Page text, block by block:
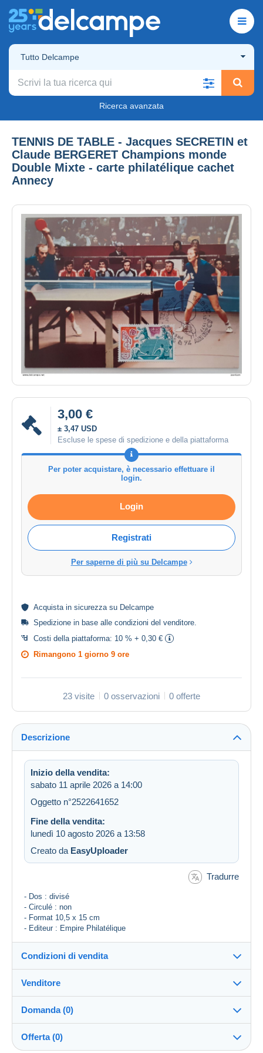
Tutto Delcampe
Ricerca avanzata
TENNIS DE TABLE - Jacques SECRETIN et
Claude BERGERET Champions monde
Double Mixte - carte philatélique cachet
Annecy
3,00 €
± 3,47 USD
Escluse le spese di spedizione e della piattaforma
Per poter acquistare, è necessario effettuare il
login.
Login
Registrati
Per saperne di più su Delcampe
Acquista in sicurezza su Delcampe
Spedizione in base alle condizioni del venditore
Costi della piattaforma: 10 % + 0,30 €
Rimangono 1 giorno 9 ore
23 visite 0 osservazioni 0 offerte
Descrizione
Inizio della vendita:
sabato 11 aprile 2026 a 14:00
Oggetto n°2522641652
Fine della vendita:
lunedì 10 agosto 2026 a 13:58
Creato da EasyUploader
Tradurre
- Dos : divisé
- Circulé : non
- Format 10,5 x 15 cm
- Editeur : Empire Philatélique
Condizioni di vendita
Destinazione:
Vedi l'elenco dei paesi
Invio:
Invio dopo il pagamento
Venditore
jeanlyon100%(6018x)
Domanda (0)
Offerta (0)